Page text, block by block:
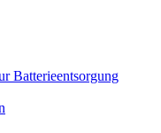
Batterieentsorgung